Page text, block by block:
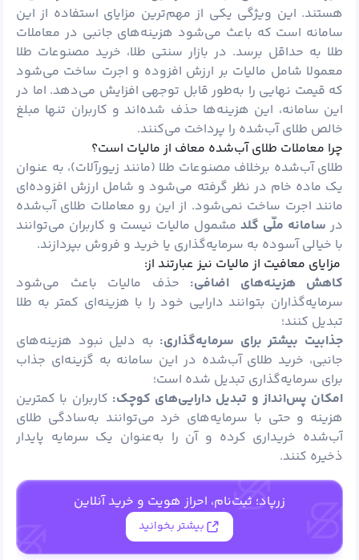
هستند. این ویژگی یکی از مهم‌ترین مزایای استفاده از این
سامانه است که باعث می‌شود هزینه‌های جانبی در معاملات
طلا به حداقل برسد. در بازار سنتی طلا، خرید مصنوعات طلا
معمولا شامل مالیات بر ارزش افزوده و اجرت ساخت می‌شود
که قیمت نهایی را به‌طور قابل توجهی افزایش می‌دهد. اما در
این سامانه، این هزینه‌ها حذف شده‌اند و کاربران تنها مبلغ
خالص طلای آب‌شده را پرداخت می‌کنند.
چرا معاملات طلای آب‌شده معاف از مالیات است؟
طلای آب‌شده برخلاف مصنوعات طلا (مانند زیورآلات)، به‌ عنوان
یک ماده خام در نظر گرفته می‌شود و شامل ارزش افزوده‌ای
مانند اجرت ساخت نمی‌شود. از این رو معاملات طلای آب‌شده
در سامانه ملّی گلد مشمول مالیات نیست و کاربران می‌توانند
با خیالی آسوده به سرمایه‌گذاری یا خرید و فروش بپردازند.
مزایای معافیت از مالیات نیز عبارتند از:
کاهش هزینه‌های اضافی: حذف مالیات باعث می‌شود
سرمایه‌گذاران بتوانند دارایی خود را با هزینه‌ای کمتر به طلا
تبدیل کنند؛
جذابیت بیشتر برای سرمایه‌گذاری: به دلیل نبود هزینه‌های
جانبی، خرید طلای آب‌شده در این سامانه به گزینه‌ای جذاب
برای سرمایه‌گذاری تبدیل شده است؛
امکان پس‌انداز و تبدیل دارایی‌های کوچک: کاربران با کمترین
هزینه و حتی با سرمایه‌های خرد می‌توانند به‌سادگی طلای
آب‌شده خریداری کرده و آن را به‌عنوان یک سرمایه پایدار
ذخیره کنند.
زرپاد؛ ثبت‌نام، احراز هویت و خرید آنلاین
بیشتر بخوانید